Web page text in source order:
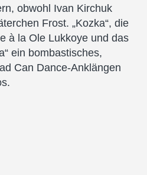
obwohl Ivan Kirchuk
Frost. „Kozka“, die
à la Ole Lukkoye und das
ein bombastisches,
Can Dance-Anklängen